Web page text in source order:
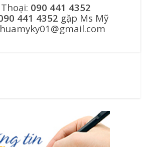
090 441 4352
441 4352 gặp Ms Mỹ